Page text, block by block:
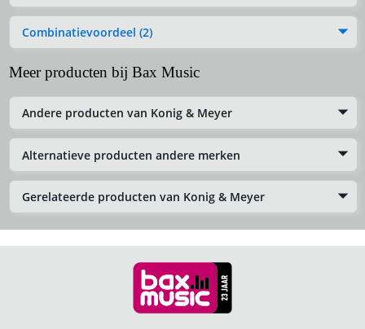
Combinatievoordeel (2)
Meer producten bij Bax Music
Andere producten van Konig & Meyer
Alternatieve producten andere merken
Gerelateerde producten van Konig & Meyer